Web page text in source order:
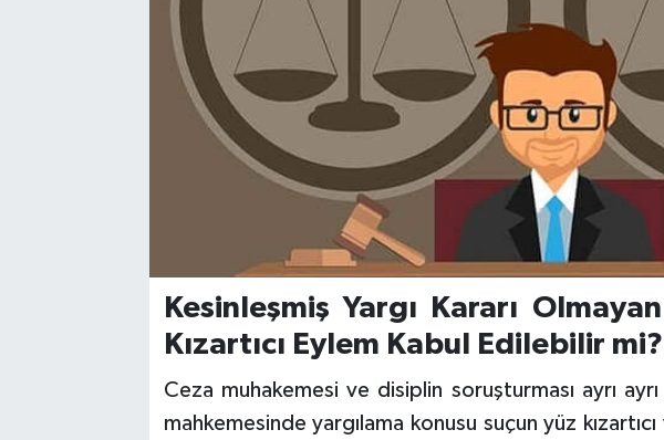
Kesinleşmiş Yargı Kararı
Kızartıcı Eylem Kabul Edilebilir mi?
Ceza muhakemesi ve disiplin soruşturması ayrı
mahkemesinde yargılama konusu suçun yüz